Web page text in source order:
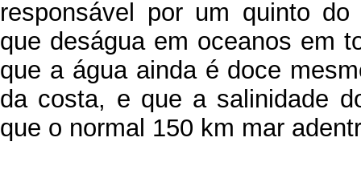
responsável por um quinto
que deságua em oceanos em
que a água ainda é doce
da costa, e que a salinidade
que o normal 150 km mar